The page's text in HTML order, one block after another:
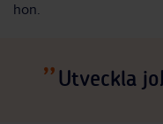
hon.
Utveckla